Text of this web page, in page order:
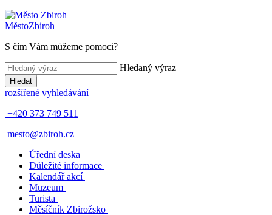
MěstoZbiroh
S čím Vám můžeme pomoci?
Hledaný výraz
Hledat
rozšířené vyhledávání
+420 373 749 511
mesto@zbiroh.cz
Úřední deska
Důležité informace
Kalendář akcí
Muzeum
Turista
Měsíčník Zbirožsko